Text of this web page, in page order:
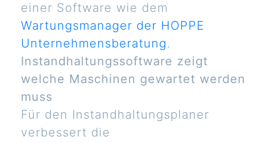
einer Software wie dem
Wartungsmanager der HOPPE
Unternehmensberatung.
Instandhaltungssoftware zeigt
welche Maschinen gewartet werden
muss
Für den Instandhaltungsplaner
verbessert die